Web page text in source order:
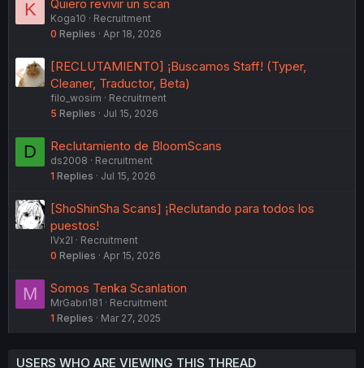
K Quiero revivir un scan
Koga10
Recruitment
0 Replies Apr 18, 2026
[RECLUTAMIENTO] ¡Buscamos Staff! (Typer,
Cleaner, Traductor, Beta)
filo_wosim
Recruitment
5 Replies Jul 15, 2026
D Reclutamiento de BloomScans
ds2008
Recruitment
1 Replies Jul 15, 2026
[ShoShinSha Scans] ¡Reclutando para todos los
puestos!
lVx2l
Recruitment
0 Replies Apr 15, 2026
M Somos Tenka Scanlation
MrGabri181
Recruitment
1 Replies Mar 27, 2025
USERS WHO ARE VIEWING THIS THREAD